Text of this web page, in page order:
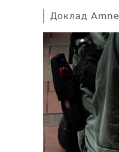
Доклад